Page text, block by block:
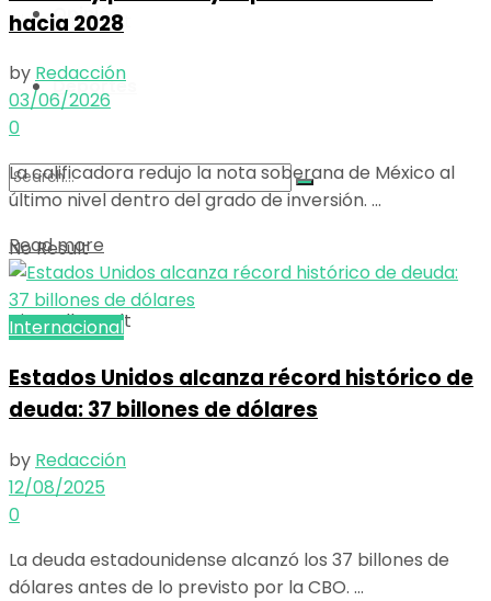
View All Result
Opinión
Deportes
No Result
View All Result
hacia 2028
by Redacción
03/06/2026
0
La calificadora redujo la nota soberana de México al
último nivel dentro del grado de inversión. ...
Read more
Internacional
Estados Unidos alcanza récord histórico de
deuda: 37 billones de dólares
by Redacción
12/08/2025
0
La deuda estadounidense alcanzó los 37 billones de
dólares antes de lo previsto por la CBO. ...